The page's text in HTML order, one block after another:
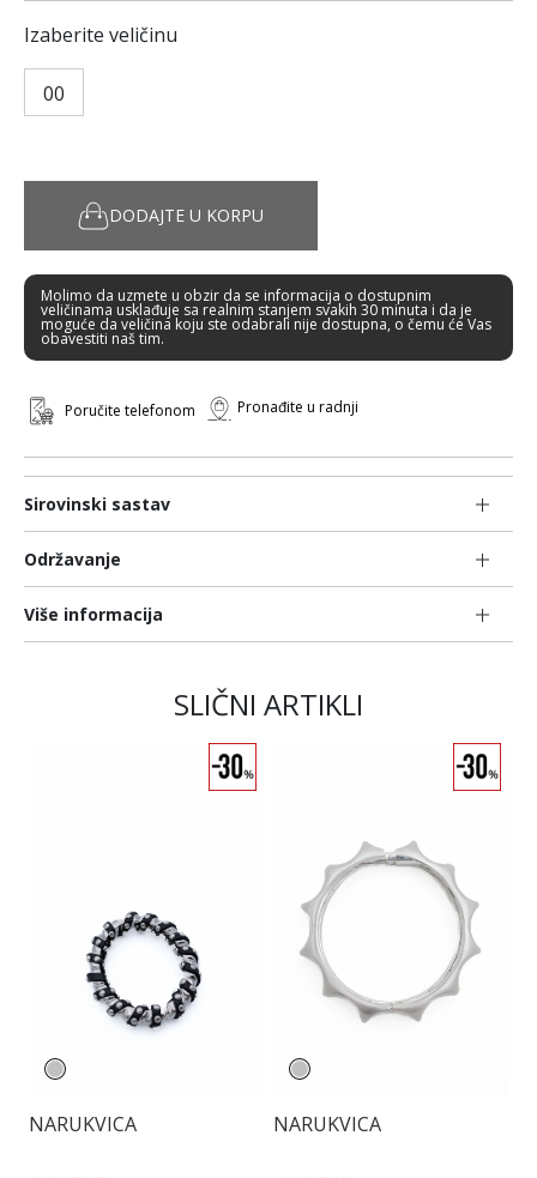
Sirovinski sastav
Održavanje
Više informacija
Izaberite veličinu
00
DODAJTE U KORPU
Molimo da uzmete u obzir da se informacija o dostupnim
veličinama usklađuje sa realnim stanjem svakih 30 minuta i da je
moguće da veličina koju ste odabrali nije dostupna, o čemu će Vas
obavestiti naš tim.
Poručite telefonom Pronađite u radnji
SLIČNI ARTIKLI
NARUKVICA NARUKVICA